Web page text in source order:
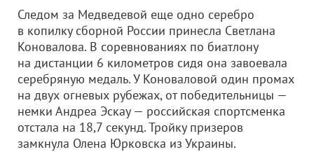
Следом за Медведевой еще одно серебро
в копилку сборной России принесла Светлана
Коновалова. В соревнованиях по биатлону
на дистанции 6 километров сидя она завоевала
серебряную медаль. У Коноваловой один промах
на двух огневых рубежах, от победительницы —
немки Андреа Эскау — российская спортсменка
отстала на 18,7 секунд. Тройку призеров
замкнула Олена Юрковска из Украины.